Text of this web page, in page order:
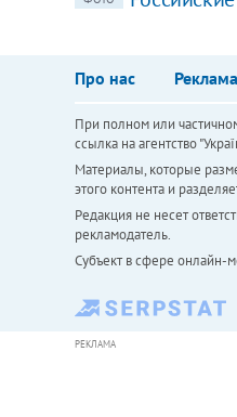
Про нас
При полном или
ссылка на агентство
Материалы, которые
этого контента и
Редакция не несет
рекламодатель.
Субъект в сфере онлайн-
РЕКЛАМА